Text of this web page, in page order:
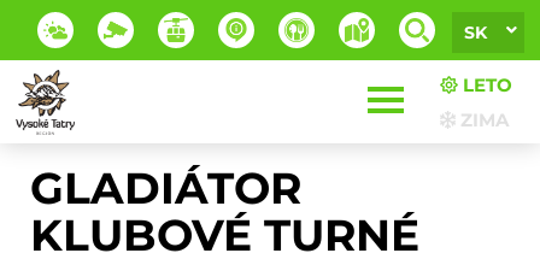
SK
LETO
ZIMA
GLADIÁTOR
KLUBOVÉ TURNÉ